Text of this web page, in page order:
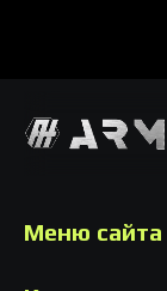
Меню сайта